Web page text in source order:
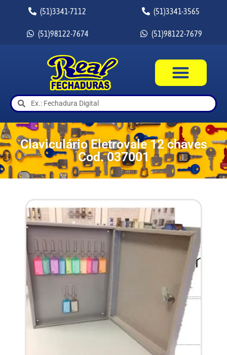
(51)3341-7112 (51)3341-3565
(51)98122-7674 (51)98122-7679
Claviculário Eletrovale 12 chaves
Cod. 037001